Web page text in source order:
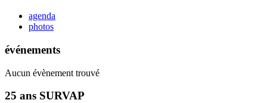
agenda
photos
événements
Aucun évènement trouvé
25 ans SURVAP